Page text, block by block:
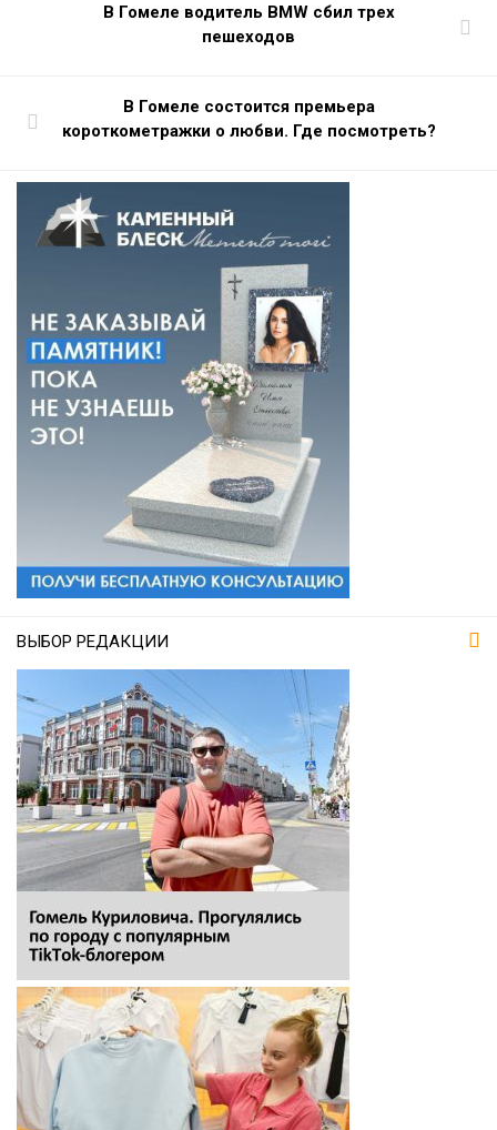
В Гомеле водитель BMW сбил трех
пешеходов
В Гомеле состоится премьера
короткометражки о любви. Где посмотреть?
ВЫБОР РЕДАКЦИИ